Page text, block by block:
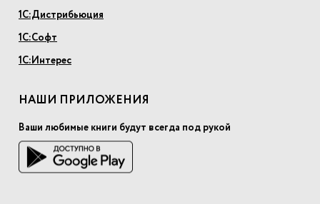
1С:Дистрибьюция
1С:Софт
1С:Интерес
НАШИ ПРИЛОЖЕНИЯ
Ваши любимые книги будут всегда под рукой